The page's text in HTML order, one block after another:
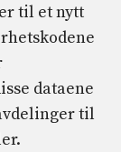
til et nytt
dataene
til